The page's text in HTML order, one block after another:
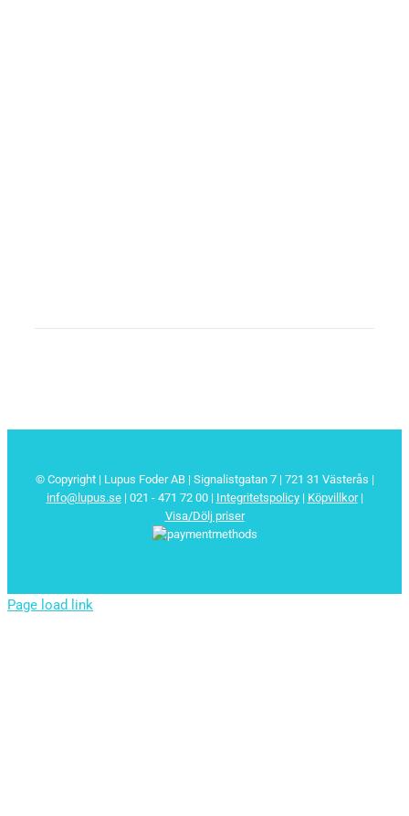
© Copyright | Lupus Foder AB | Signalistgatan 7 | 721 31 Västerås |
info@lupus.se| 021 - 471 72 00 | Integritetspolicy| Köpvillkor|
Visa/Dölj priser
Page load link